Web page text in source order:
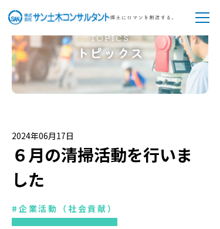
TOPICS
トピックス
2024年06月17日
６月の清掃活動を行いま
した
#企業活動（社会貢献）